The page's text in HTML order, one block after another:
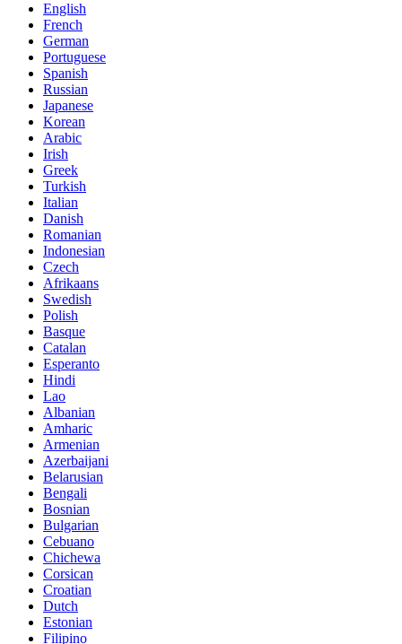
English
French
German
Portuguese
Spanish
Russian
Japanese
Korean
Arabic
Irish
Greek
Turkish
Italian
Danish
Romanian
Indonesian
Czech
Afrikaans
Swedish
Polish
Basque
Catalan
Esperanto
Hindi
Lao
Albanian
Amharic
Armenian
Azerbaijani
Belarusian
Bengali
Bosnian
Bulgarian
Cebuano
Chichewa
Corsican
Croatian
Dutch
Estonian
Filipino